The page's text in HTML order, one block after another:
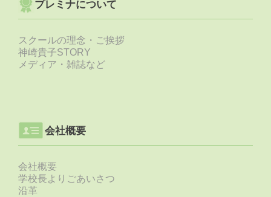
プレミナについて
スクールの理念・ご挨拶
神崎貴子STORY
メディア・雑誌など
会社概要
会社概要
学校長よりごあいさつ
沿革